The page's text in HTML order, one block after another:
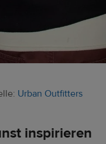
Urban Outfitters
inspirieren